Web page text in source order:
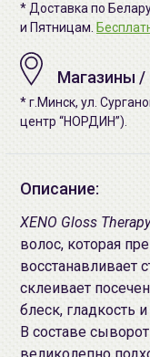
* Доставка по
и Пятницам.
Магазины
* г.Минск, ул.
центр “НОРДИН”).
Описание:
XENO Gloss
волос, которая
восстанавливает
склеивает
блеск, гладкость
В составе